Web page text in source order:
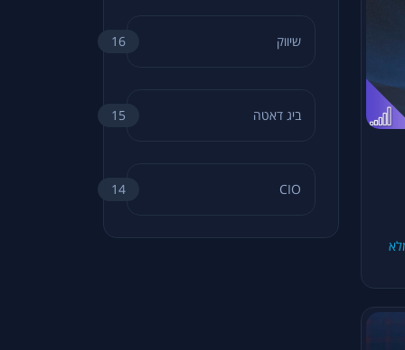
שיווק 16
ביג דאטה 15
CIO
14